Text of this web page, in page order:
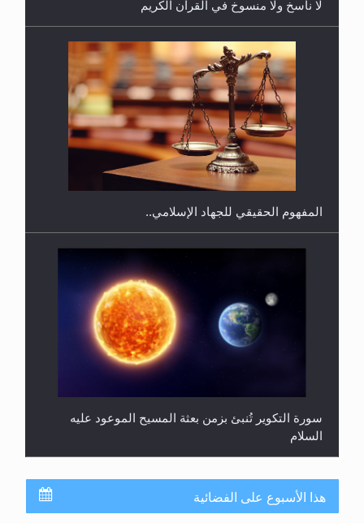
هل يجوز فتح مشروع كوافير نسائي للمحجبات وغير
المحجبات؟
لا ناسخ ولا منسوخ في القرآن الكريم
المفهوم الحقيقي للجهاد الإسلامي..
سورة التكوير تُنبئ بزمن بعثة المسيح الموعود عليه
السلام
هذا الأسبوع على الفضائية